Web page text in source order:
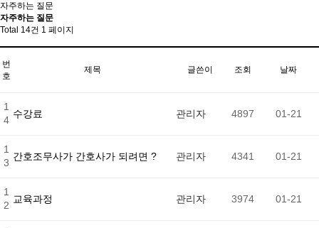
자주하는 질문
자주하는 질문
Total 14건 1 페이지
번
호
제목 글쓴이 조회 날짜
1
4
수강료 관리자 4897 01-21
1
3
간호조무사가 간호사가 되려면 ? 관리자 4341 01-21
1
2
교육과정 관리자 3974 01-21